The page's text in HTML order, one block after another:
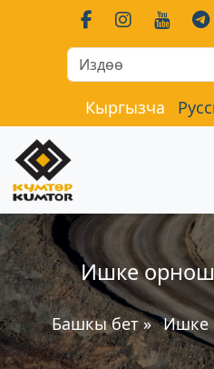
Кыргызча
Ишке
Башкы бет» Ишке